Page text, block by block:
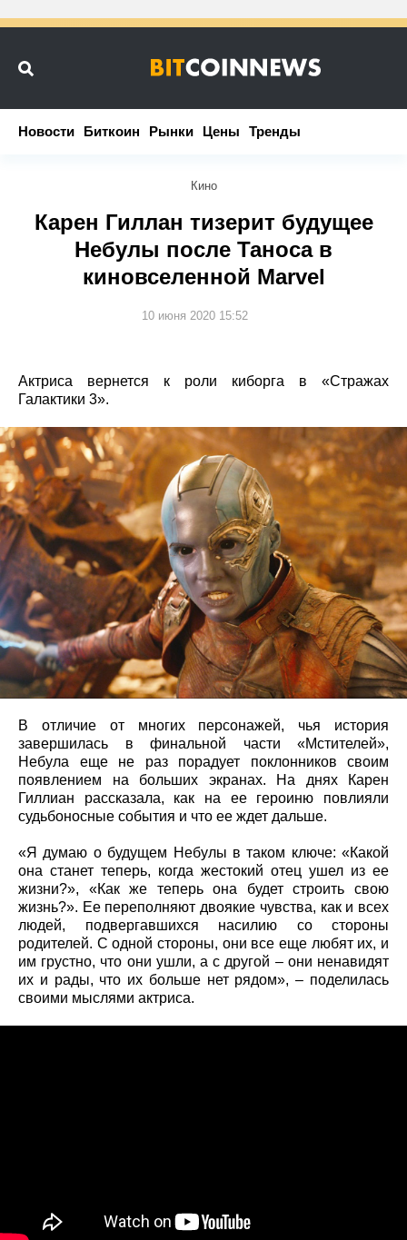
Новости Биткоин Рынки Цены Тренды
Новости Биткоин Рынки Цены Тренды
Кино
Карен Гиллан тизерит будущее
Небулы после Таноса в
киновселенной Marvel
10 июня 2020 15:52
Актриса вернется к роли киборга в «Стражах
Галактики 3».
В отличие от многих персонажей, чья история
завершилась в финальной части «Мстителей»,
Небула еще не раз порадует поклонников своим
появлением на больших экранах. На днях Карен
Гиллиан рассказала, как на ее героиню повлияли
судьбоносные события и что ее ждет дальше.
«Я думаю о будущем Небулы в таком ключе: «Какой
она станет теперь, когда жестокий отец ушел из ее
жизни?», «Как же теперь она будет строить свою
жизнь?». Ее переполняют двоякие чувства, как и всех
людей, подвергавшихся насилию со стороны
родителей. С одной стороны, они все еще любят их, и
им грустно, что они ушли, а с другой – они ненавидят
их и рады, что их больше нет рядом», – поделилась
своими мыслями актриса.